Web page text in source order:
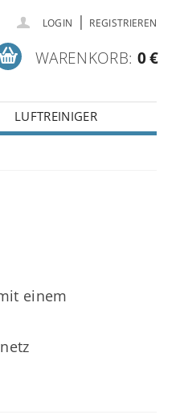
LOGIN | REGISTRIEREN
WARENKORB: 0 €
LUFTREINIGER
einem